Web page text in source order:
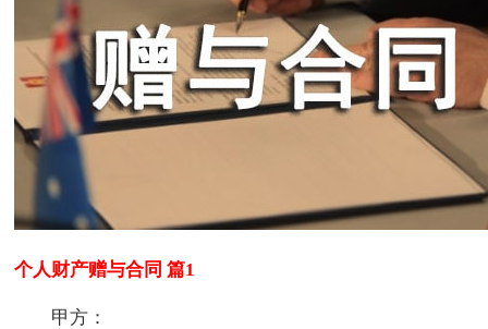
个人财产赠与合同 篇1
甲方：